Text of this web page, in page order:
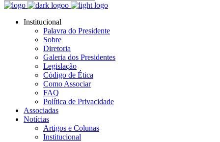
Institucional
Palavra do Presidente
Sobre
Diretoria
Galeria dos Presidentes
Legislação
Código de Ética
Como Associar
FAQ
Política de Privacidade
Associadas
Notícias
Artigos e Colunas
Institucional